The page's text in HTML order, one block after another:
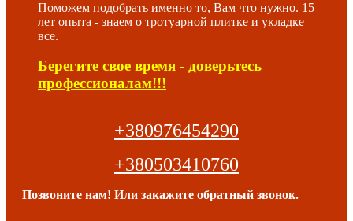
Поможем подобрать именно то, Вам что нужно. 15
лет опыта - знаем о тротуарной плитке и укладке
все.
Берегите свое время - доверьтесь
профессионалам!!!
+380976454290
+380503410760
Позвоните нам! Или закажите обратный звонок.